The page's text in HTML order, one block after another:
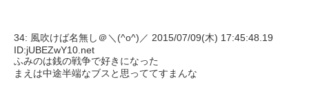
34: 風吹けば名無し＠＼(^o^)／ 2015/07/09(木) 17:45:48.19
ID:jUBEZwY10.net
ふみのは銭の戦争で好きになった
まえは中途半端なブスと思っててすまんな